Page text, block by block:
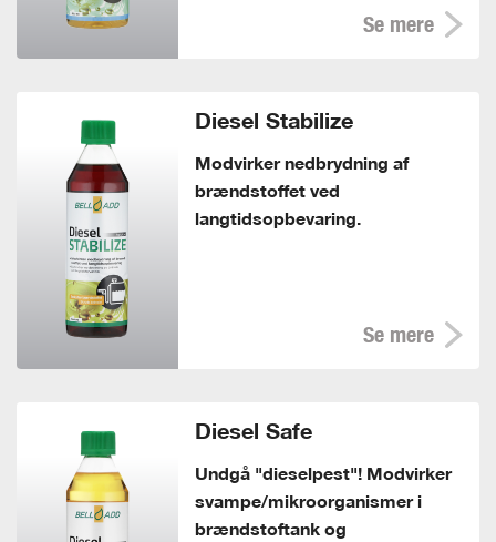
Se mere
Diesel Stabilize
Modvirker nedbrydning af
brændstoffet ved
langtidsopbevaring.
Se mere
Diesel Safe
Undgå "dieselpest"! Modvirker
svampe/mikroorganismer i
brændstoftank og